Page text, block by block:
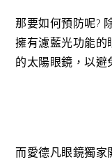
那要如何預防呢?
擁有濾藍光功能的
的太陽眼鏡，以避
而愛德凡眼鏡獨